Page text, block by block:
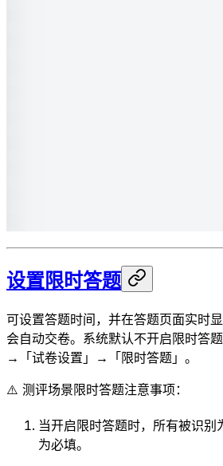
设置限时答题
可设置答题时间，并在答题页面实时
会自动交卷。系统默认不开启限时答
→「试卷设置」→「限时答题」。
⚠️ 测评场景限时答题注意事项：
当开启限时答题时，所有被识别
为必填。